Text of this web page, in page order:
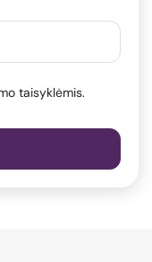
taisyklėmis.